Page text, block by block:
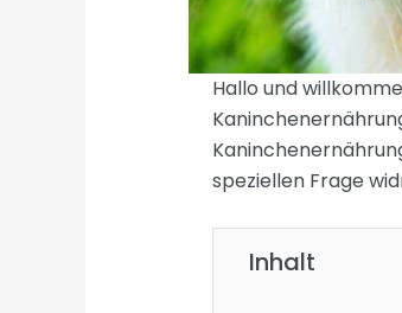
Hallo und
speziellen Frage
Inhalt